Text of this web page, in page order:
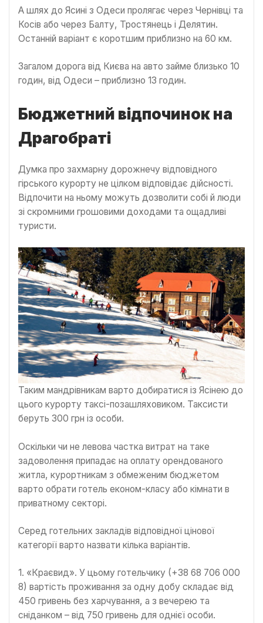
А шлях до Ясині з Одеси пролягає через Чернівці та
Косів або через Балту, Тростянець і Делятин.
Останній варіант є коротшим приблизно на 60 км.
Загалом дорога від Києва на авто займе близько 10
годин, від Одеси – приблизно 13 годин.
Бюджетний відпочинок на
Драгобраті
Думка про захмарну дорожнечу відповідного
гірського курорту не цілком відповідає дійсності.
Відпочити на ньому можуть дозволити собі й люди
зі скромними грошовими доходами та ощадливі
туристи.
Таким мандрівникам варто добиратися із Ясінею до
цього курорту таксі-позашляховиком. Таксисти
беруть 300 грн із особи.
Оскільки чи не левова частка витрат на таке
задоволення припадає на оплату орендованого
житла, курортникам з обмеженим бюджетом
варто обрати готель економ-класу або кімнати в
приватному секторі.
Серед готельних закладів відповідної цінової
категорії варто назвати кілька варіантів.
1. «Краєвид». У цьому готельчику (+38 68 706 000
8) вартість проживання за одну добу складає від
450 гривень без харчування, а з вечерею та
сніданком – від 750 гривень для однієї особи.